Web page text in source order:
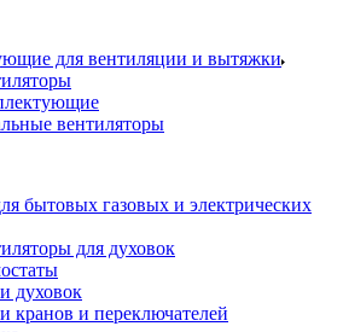
для вентиляции и вытяжки
вентиляторы
бытовых газовых и электрических
для духовок
духовок
кранов и переключателей